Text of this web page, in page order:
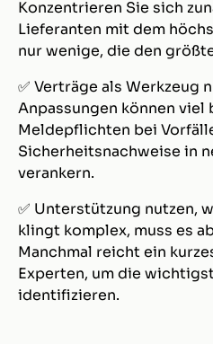
Konzentrieren Sie sich
Lieferanten mit dem
nur wenige, die den
✅ Verträge als Werkzeug
Anpassungen können viel
Meldepflichten bei
Sicherheitsnachweise in
verankern.
✅ Unterstützung nutzen,
klingt komplex, muss es
Manchmal reicht ein
Experten, um die
identifizieren.